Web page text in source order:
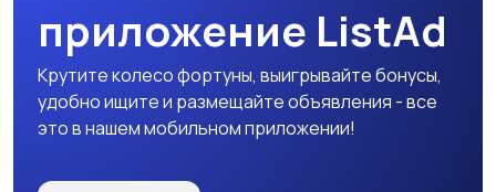
приложение ListAd
Крутите колесо фортуны, выигрывайте бонусы,
удобно ищите и размещайте объявления - все
это в нашем мобильном приложении!